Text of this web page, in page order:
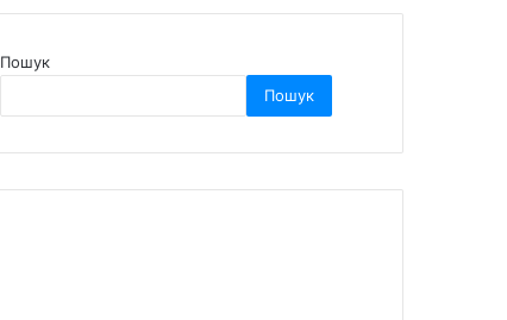
Пошук
Пошук